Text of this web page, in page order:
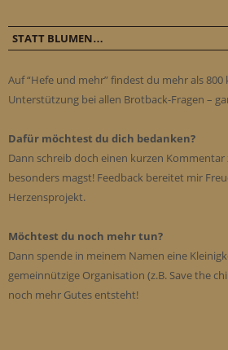
STATT BLUMEN…
Auf “Hefe und mehr” findest du mehr als
Unterstützung bei allen Brotback-Fragen –
Dafür möchtest du dich bedanken?
Dann schreib doch einen kurzen Kommentar
besonders magst! Feedback bereitet mir
Herzensprojekt.
Möchtest du noch mehr tun?
Dann spende in meinem Namen eine
gemeinnützige Organisation (z.B. Save the
noch mehr Gutes entsteht!